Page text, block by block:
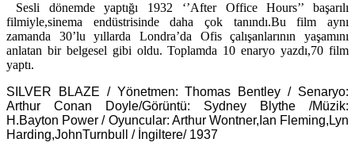
Sesli dönemde yaptığı 1932 ‘’After Office Hours’’ başarılı
filmiyle,sinema endüstrisinde daha çok tanındı.Bu film aynı
zamanda 30’lu yıllarda Londra’da Ofis çalışanlarının yaşamını
anlatan bir belgesel gibi oldu. Toplamda 10 enaryo yazdı,70 film
yaptı.
SILVER BLAZE / Yönetmen: Thomas Bentley / Senaryo:
Arthur Conan Doyle/Görüntü: Sydney Blythe /Müzik:
H.Bayton Power / Oyuncular: Arthur Wontner,Ian Fleming,Lyn
Harding,JohnTurnbull / İngiltere/ 1937